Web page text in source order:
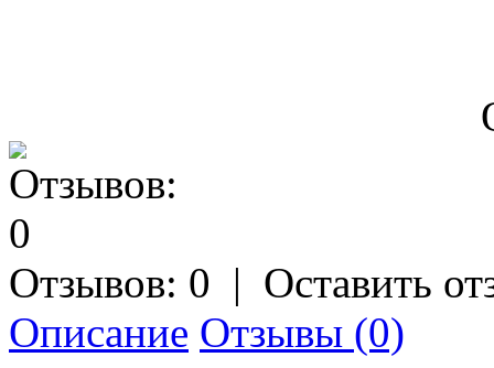
Отзывов: 0 | Оставить
Описание Отзывы (0)